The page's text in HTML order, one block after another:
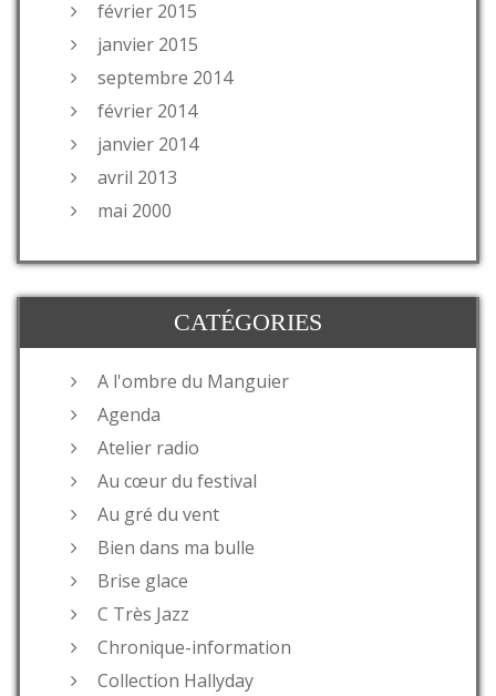
février 2015
janvier 2015
septembre 2014
février 2014
janvier 2014
avril 2013
mai 2000
CATÉGORIES
A l'ombre du Manguier
Agenda
Atelier radio
Au cœur du festival
Au gré du vent
Bien dans ma bulle
Brise glace
C Très Jazz
Chronique-information
Collection Hallyday